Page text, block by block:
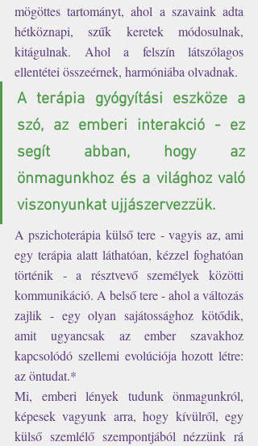
mögöttes tartományt, ahol a szavaink adta
hétköznapi, szűk keretek módosulnak,
kitágulnak. Ahol a felszín látszólagos
ellentétei összeérnek, harmóniába olvadnak.
A terápia gyógyítási eszköze a
szó, az emberi interakció - ez
segít abban, hogy az
önmagunkhoz és a világhoz való
viszonyunkat ujjászervezzük.
A pszichoterápia külső tere - vagyis az, ami
egy terápia alatt láthatóan, kézzel foghatóan
történik - a résztvevő személyek közötti
kommunikáció. A belső tere - ahol a változás
zajlik - egy olyan sajátossághoz kötődik,
amit ugyancsak az ember szavakhoz
kapcsolódó szellemi evolúciója hozott létre:
az öntudat.*
Mi, emberi lények tudunk önmagunkról,
képesek vagyunk arra, hogy kívülről, egy
külső szemlélő szempontjából nézzünk rá